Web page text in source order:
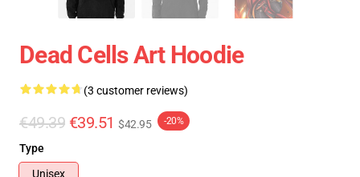
Dead Cells Art Hoodie
(3 customer reviews)
€49.39 €39.51 $42.95 -20%
Type
Unisex